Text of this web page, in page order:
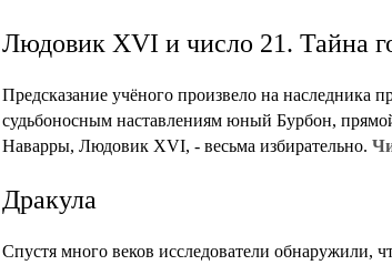
Людовик XVI и число 21. Тайна
Предсказание учёного произвело на наследника
судьбоносным наставлениям юный Бурбон,
Наварры, Людовик XVI, - весьма избирательно.
Дракула
Спустя много веков исследователи обнаружили,